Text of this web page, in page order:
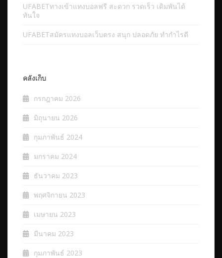
UFABETทางเข้าแทงบอลฟรี สะดวก รวดเร็ว เดิมพันได้
ทันใจ
UFABETสมัครแทงบอลเว็บตรง สนุก ปลอดภัย ทำกำไรดี
คลังเก็บ
กรกฎาคม 2026
มิถุนายน 2026
กุมภาพันธ์ 2024
มกราคม 2024
ธันวาคม 2023
พฤศจิกายน 2023
เมษายน 2023
มีนาคม 2023
กุมภาพันธ์ 2023